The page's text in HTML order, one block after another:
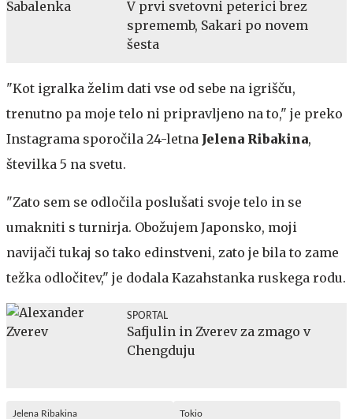
V prvi svetovni peterici brez
sprememb, Sakari po novem
šesta
"Kot igralka želim dati vse od sebe na igrišču,
trenutno pa moje telo ni pripravljeno na to," je preko
Instagrama sporočila 24-letna Jelena Ribakina,
številka 5 na svetu.
"Zato sem se odločila poslušati svoje telo in se
umakniti s turnirja. Obožujem Japonsko, moji
navijači tukaj so tako edinstveni, zato je bila to zame
težka odločitev," je dodala Kazahstanka ruskega rodu.
SPORTAL
Safjulin in Zverev za zmago v
Chengduju
Jelena Ribakina Tokio